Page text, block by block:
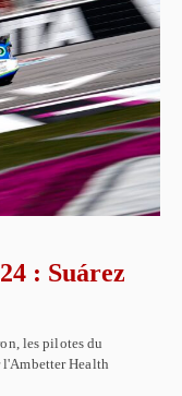
: Suárez
les pilotes du
Health